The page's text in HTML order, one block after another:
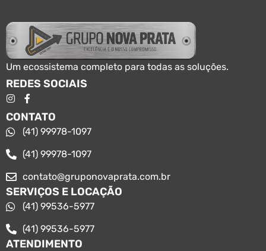
Um ecossistema completo para todas as soluções.
REDES SOCIAIS
CONTATO
(41) 99978-1097
(41) 99978-1097
contato@gruponovaprata.com.br
SERVIÇOS E LOCAÇÃO
(41) 99536-5977
(41) 99536-5977
ATENDIMENTO